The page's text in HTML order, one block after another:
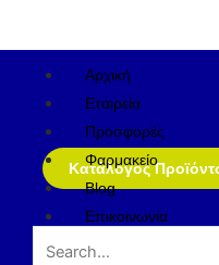
περιεχόμενοΑρχική
Εταιρεία
Προσφορές
Φαρμακείο
Blog
Επικοινωνία
Κατάλογος